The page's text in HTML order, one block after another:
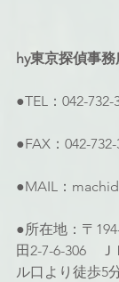
hy東京探偵事
●TEL：042-732-
●FAX：042-732-
●MAIL：
●所在地：〒
田2-7-6-306　
ル口より徒歩5